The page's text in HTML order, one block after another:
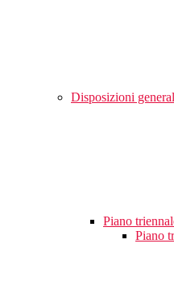
Disposizioni
Piano
Piano